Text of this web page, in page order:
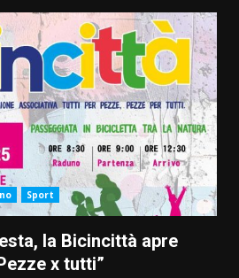
Sport
la Bicincittà apre
x tutti”